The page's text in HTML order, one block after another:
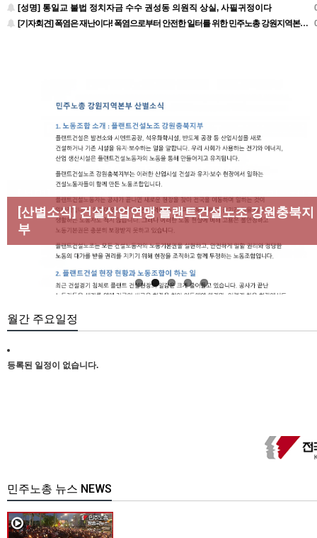
[성명] 통일교 불법 정치자금 수수 권성동 의원직 상실, 사필귀정이다
[기자회견] 폭염은 재난이다! 폭염으로부터 안전한 일터를 위한 민주노총 강원지역본부 폭염감시단 선포 기자회견
[성명] 막을 수 있었던 죽음, HL만도가 책임져라 : 청년
노동자 사망사고의 철저한 진상규명과 재발방지 대책
마련하라
[산별소식] 건설산업연맹 플랜트건설노조 강원충북지
부
[강릉,속초,원주,춘천] 폭염감시단 사업 이모저모
[조합원☆인터뷰] 서비스연맹 전국학교비정규직노동
합 강원지부 김유미 춘천지회장
[본부소식] 강원지역 노동자 합창단 모임
월간 주요일정
등록된 일정이 없습니다.
민주노총 뉴스 NEWS